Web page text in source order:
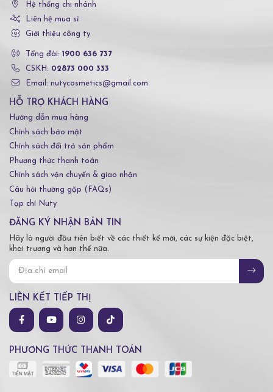
Hệ thống chi nhánh
Liên hệ mua sỉ
Giới thiệu công ty
Tổng đài: 1900 636 737
CSKH: 02873 000 333
Email: nutycosmetics@gmail.com
HỖ TRỢ KHÁCH HÀNG
Hướng dẫn mua hàng
Chính sách bảo mật
Chính sách đổi trả sản phẩm
Phương thức thanh toán
Chính sách vận chuyển & giao nhận
Câu hỏi thường gặp (FAQs)
Tạp chí Nuty
ĐĂNG KÝ NHẬN BẢN TIN
Hãy là người đầu tiên biết về các thiết kế mới, các sự kiện đặc biệt,
khai trương và hơn thế nữa.
LIÊN KẾT TIẾP THỊ
PHƯƠNG THỨC THANH TOÁN